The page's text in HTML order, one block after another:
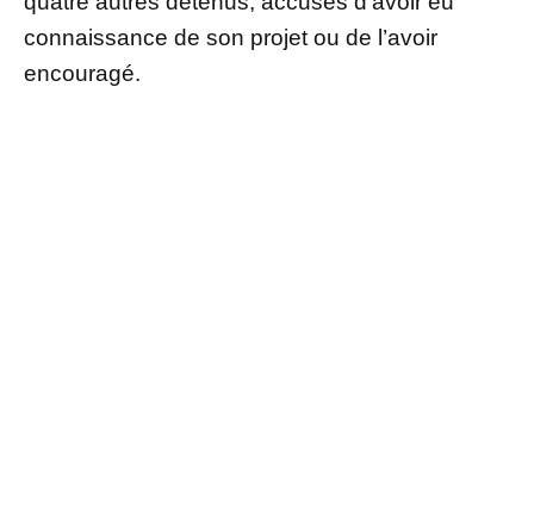
connaissance de son projet ou de l’avoir
encouragé.